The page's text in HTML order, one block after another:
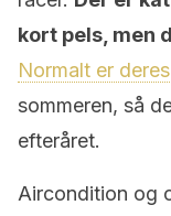
kort pels, men
Normalt er
sommeren, så
efteråret.
Aircondition og